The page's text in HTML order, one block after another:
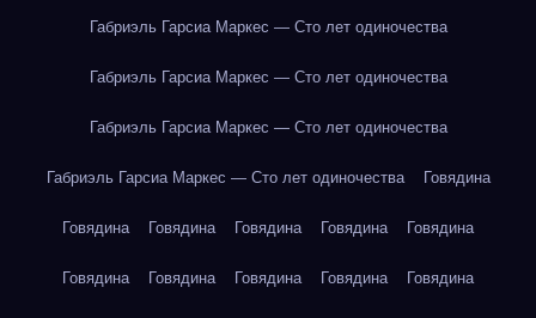
Габриэль Гарсиа Маркес — Сто лет одиночества
Габриэль Гарсиа Маркес — Сто лет одиночества
Габриэль Гарсиа Маркес — Сто лет одиночества
Габриэль Гарсиа Маркес — Сто лет одиночества Говядина
Говядина Говядина Говядина Говядина Говядина
Говядина Говядина Говядина Говядина Говядина